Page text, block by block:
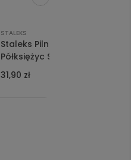
STALEKS
Staleks Pilnik Mineralny
Półksiężyc SMART 180/180 25
szt
31,90 zł